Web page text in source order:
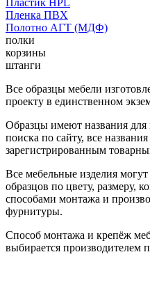
Пленка ПВХ
Полотно АГТ (МДФ)
полки
корзины
штанги
Все образцы мебели
проекту в единственном
Образцы имеют названия для
поиска по сайту, все
зарегистрированным
Все мебельные изделия
образцов по цвету, размеру,
способами монтажа и
фурнитуры.
Способ монтажа и крепёж
выбирается производителем